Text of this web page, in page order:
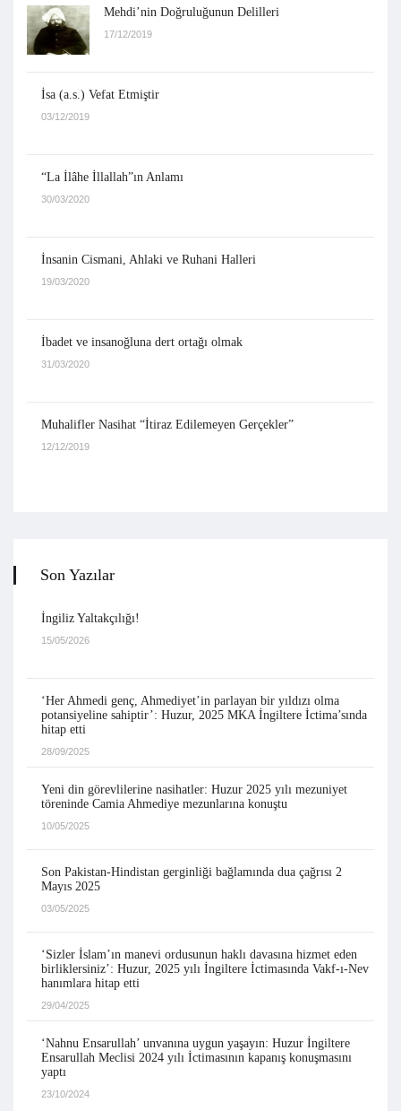
Mehdi’nin Doğruluğunun Delilleri
17/12/2019
İsa (a.s.) Vefat Etmiştir
03/12/2019
“La İlâhe İllallah”ın Anlamı
30/03/2020
İnsanin Cismani, Ahlaki ve Ruhani Halleri
19/03/2020
İbadet ve insanoğluna dert ortağı olmak
31/03/2020
Muhalifler Nasihat “İtiraz Edilemeyen Gerçekler”
12/12/2019
Son Yazılar
İngiliz Yaltakçılığı!
15/05/2026
‘Her Ahmedi genç, Ahmediyet’in parlayan bir yıldızı olma
potansiyeline sahiptir’: Huzur, 2025 MKA İngiltere İctima’sında
hitap etti
28/09/2025
Yeni din görevlilerine nasihatler: Huzur 2025 yılı mezuniyet
töreninde Camia Ahmediye mezunlarına konuştu
10/05/2025
Son Pakistan-Hindistan gerginliği bağlamında dua çağrısı 2
Mayıs 2025
03/05/2025
‘Sizler İslam’ın manevi ordusunun haklı davasına hizmet eden
birliklersiniz’: Huzur, 2025 yılı İngiltere İctimasında Vakf-ı-Nev
hanımlara hitap etti
29/04/2025
‘Nahnu Ensarullah’ unvanına uygun yaşayın: Huzur İngiltere
Ensarullah Meclisi 2024 yılı İctimasının kapanış konuşmasını
yaptı
23/10/2024